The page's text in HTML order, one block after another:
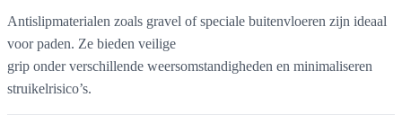
Antislipmaterialen zoals gravel of speciale buitenvloeren zijn ideaal
voor paden. Ze bieden veilige
grip onder verschillende weersomstandigheden en minimaliseren
struikelrisico’s.